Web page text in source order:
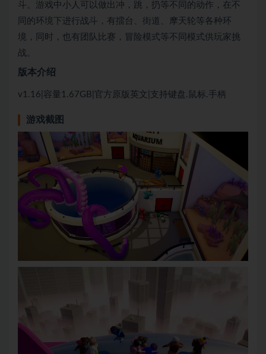
斗。游戏中小人可以做出冲，跳，扔等不同的动作，在不
同的环境下进行战斗，有擂台、街道、摩天轮等各种环
境，同时，也有团队比赛，冒险模式等不同模式供玩家挑
战。
版本介绍
v1.16|容量1.67GB|官方原版英文|支持键盘.鼠标.手柄
游戏截图